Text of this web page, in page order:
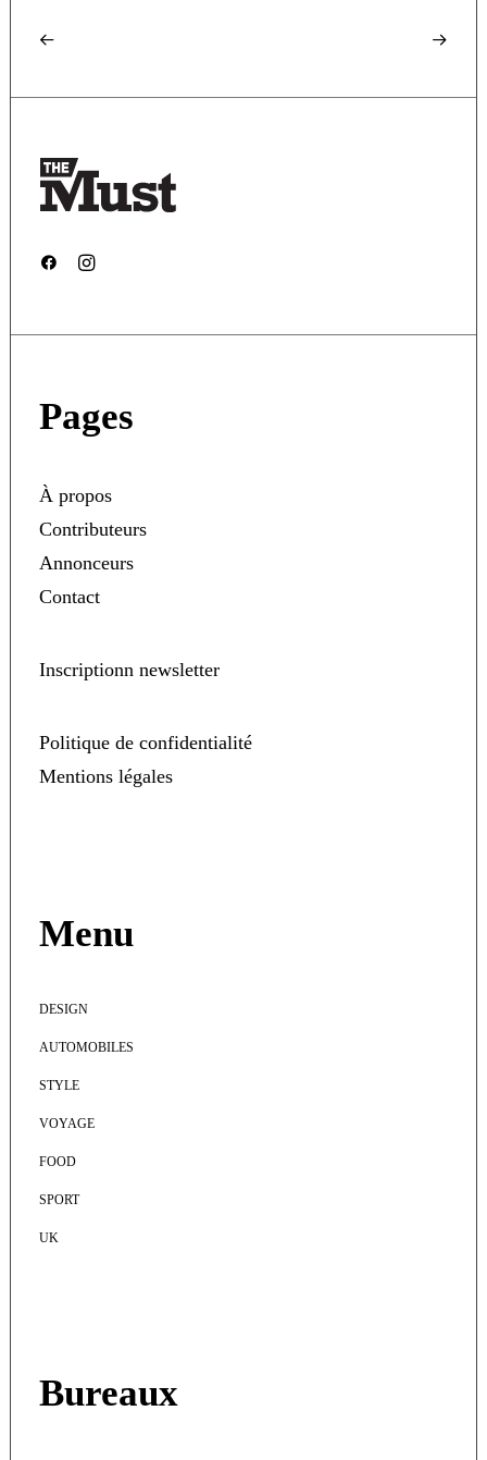
Pages
À propos
Contributeurs
Annonceurs
Contact
Inscriptionn newsletter
Politique de confidentialité
Mentions légales
Menu
DESIGN
AUTOMOBILES
STYLE
VOYAGE
FOOD
SPORT
UK
Bureaux